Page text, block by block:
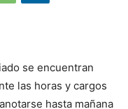
se encuentran
las horas y cargos
hasta mañana